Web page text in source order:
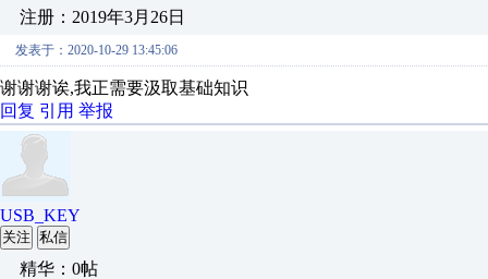
注册：2019年3月26日
发表于：2020-10-29 13:45:06
谢谢谢诶,我正需要汲取基础知识
回复 引用 举报
USB_KEY
关注 私信
精华：0帖